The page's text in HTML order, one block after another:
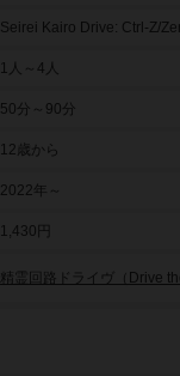
Seirei Kairo Drive: Ctrl-Z/
1人～4人
50分～90分
12歳から
2022年～
1,430円
精霊回路ドライヴ（Drive